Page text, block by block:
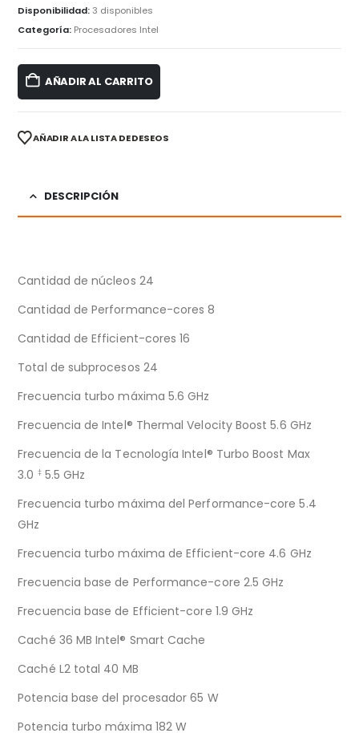
Disponibilidad:3 disponibles
Categoría: Procesadores Intel
AÑADIR AL CARRITO
AÑADIR A LA LISTA DE DESEOS
DESCRIPCIÓN
Cantidad de núcleos 24
Cantidad de Performance-cores 8
Cantidad de Efficient-cores 16
Total de subprocesos 24
Frecuencia turbo máxima 5.6 GHz
Frecuencia de Intel® Thermal Velocity Boost 5.6 GHz
Frecuencia de la Tecnología Intel® Turbo Boost Max
3.0 ‡5.5 GHz
Frecuencia turbo máxima del Performance-core 5.4
GHz
Frecuencia turbo máxima de Efficient-core 4.6 GHz
Frecuencia base de Performance-core 2.5 GHz
Frecuencia base de Efficient-core 1.9 GHz
Caché 36 MB Intel® Smart Cache
Caché L2 total 40 MB
Potencia base del procesador 65 W
Potencia turbo máxima 182 W